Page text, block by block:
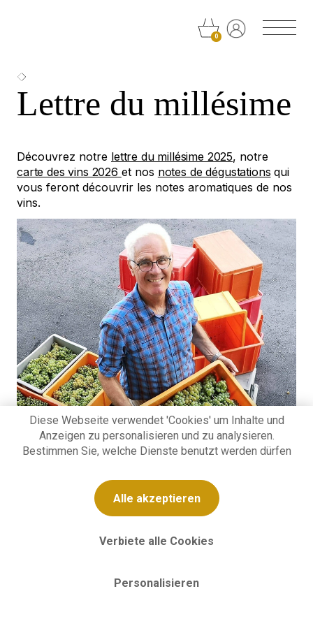
0
Lettre du millésime
Découvrez notre lettre du millésime 2025, notre
carte des vins 2026 et nos notes de dégustations qui
vous feront découvrir les notes aromatiques de nos
vins.
Diese Webseite verwendet 'Cookies' um Inhalte und
Anzeigen zu personalisieren und zu analysieren.
Bestimmen Sie, welche Dienste benutzt werden dürfen
Alle akzeptieren
Verbiete alle Cookies
Personalisieren